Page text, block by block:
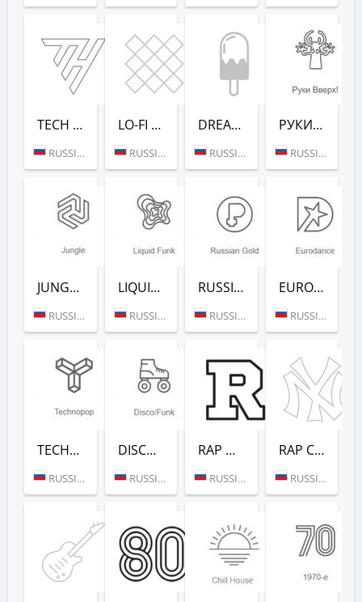
TECH HOUSE (РАДИО РЕКОРД)
RUSSIA (MOSCOW)
LO-FI (РАДИО РЕКОРД)
RUSSIA (MOSCOW)
DREAM POP (РАДИО РЕКОРД)
RUSSIA (MOSCOW)
РУКИ ВВЕРХ! (РАДИО РЕКОРД)
RUSSIA (MOSCOW)
JUNGLE (РАДИО РЕКОРД)
RUSSIA (MOSCOW)
LIQUID FUNK (РАДИО РЕКОРД)
RUSSIA (MOSCOW)
RUSSIAN GOLD (РАДИО РЕКОРД)
RUSSIA (MOSCOW)
EURODANCE (РАДИО РЕКОРД)
RUSSIA (MOSCOW)
TECHNOPOP (РАДИО РЕКОРД)
RUSSIA (MOSCOW)
DISCO/FUNK (РАДИО РЕКОРД)
RUSSIA (MOSCOW)
RAP HITS (РАДИО РЕКОРД)
RUSSIA (MOSCOW)
RAP CLASSICS (РАДИО РЕКОРД)
RUSSIA (MOSCOW)